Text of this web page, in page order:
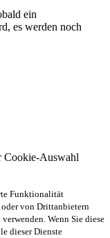
ein
es werden noch
Cookie-Auswahl
Funktionalität
von Drittanbietern
Wenn Sie diese
dieser Dienste